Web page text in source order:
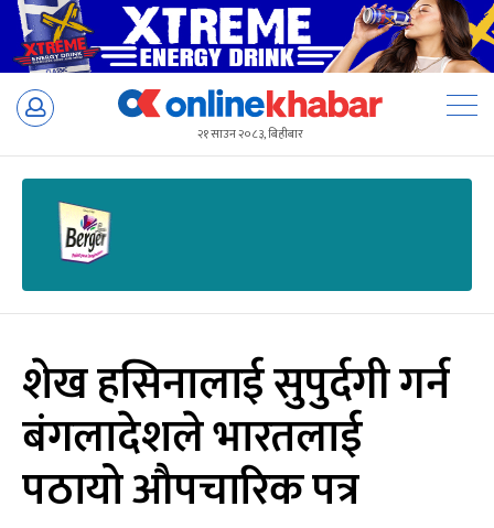
Skip
२१ साउन २०८३, बिहीबार
शेख हसिनालाई सुपुर्दगी गर्न
बंगलादेशले भारतलाई
पठायो औपचारिक पत्र